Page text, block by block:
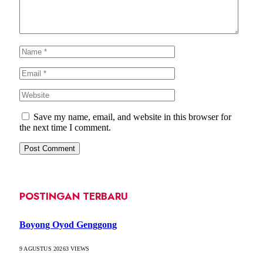
Save my name, email, and website in this browser for
the next time I comment.
POSTINGAN TERBARU
Boyong Oyod Genggong
9 AGUSTUS 20263VIEWS